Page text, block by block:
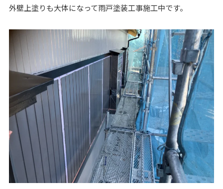
外壁上塗りも大体になって雨戸塗装工事施工中です。